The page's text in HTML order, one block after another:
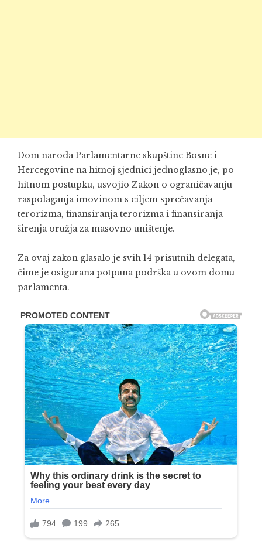
Dom naroda Parlamentarne skupštine Bosne i
Hercegovine na hitnoj sjednici jednoglasno je, po
hitnom postupku, usvojio Zakon o ograničavanju
raspolaganja imovinom s ciljem sprečavanja
terorizma, finansiranja terorizma i finansiranja
širenja oružja za masovno uništenje.
Za ovaj zakon glasalo je svih 14 prisutnih delegata,
čime je osigurana potpuna podrška u ovom domu
parlamenta.